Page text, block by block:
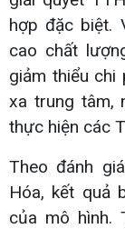
hợp đặc biệt.
cao chất
giảm thiểu
xa trung tâm,
thực hiện các
Theo đánh
Hóa, kết quả
của mô hình.